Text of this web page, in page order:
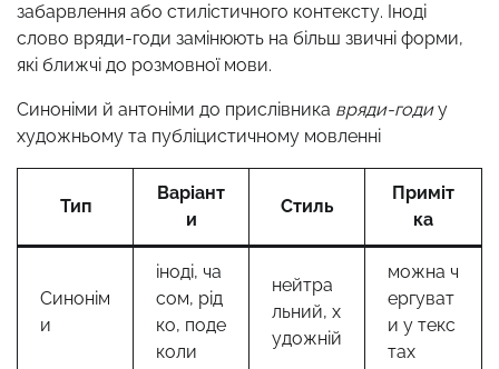
забарвлення або стилістичного контексту. Іноді
слово вряди-годи замінюють на більш звичні форми,
які ближчі до розмовної мови.
Синоніми й антоніми до прислівника вряди-годиу
художньому та публіцистичному мовленні
Тип
Варіант
и
Стиль
Приміт
ка
Синонім
и
іноді, ча
сом, рід
ко, поде
коли
нейтра
льний, х
удожній
можна ч
ергуват
и у текс
тах